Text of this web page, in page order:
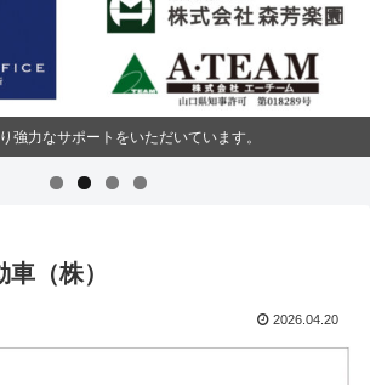
強力なサポートをいただいています。
（株）
2026.04.20